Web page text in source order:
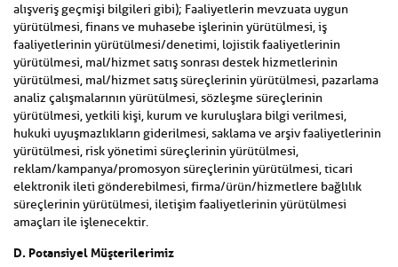
alışveriş geçmişi bilgileri gibi); Faaliyetlerin mevzuata uygun
yürütülmesi, finans ve muhasebe işlerinin yürütülmesi, iş
faaliyetlerinin yürütülmesi/denetimi, lojistik faaliyetlerinin
yürütülmesi, mal/hizmet satış sonrası destek hizmetlerinin
yürütülmesi, mal/hizmet satış süreçlerinin yürütülmesi, pazarlama
analiz çalışmalarının yürütülmesi, sözleşme süreçlerinin
yürütülmesi, yetkili kişi, kurum ve kuruluşlara bilgi verilmesi,
hukuki uyuşmazlıkların giderilmesi, saklama ve arşiv faaliyetlerinin
yürütülmesi, risk yönetimi süreçlerinin yürütülmesi,
reklam/kampanya/promosyon süreçlerinin yürütülmesi, ticari
elektronik ileti gönderebilmesi, firma/ürün/hizmetlere bağlılık
süreçlerinin yürütülmesi, iletişim faaliyetlerinin yürütülmesi
amaçları ile işlenecektir.
D. Potansiyel Müşterilerimiz